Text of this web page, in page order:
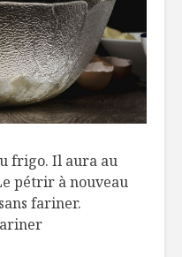
frigo. Il aura au
pétrir à nouveau
fariner.